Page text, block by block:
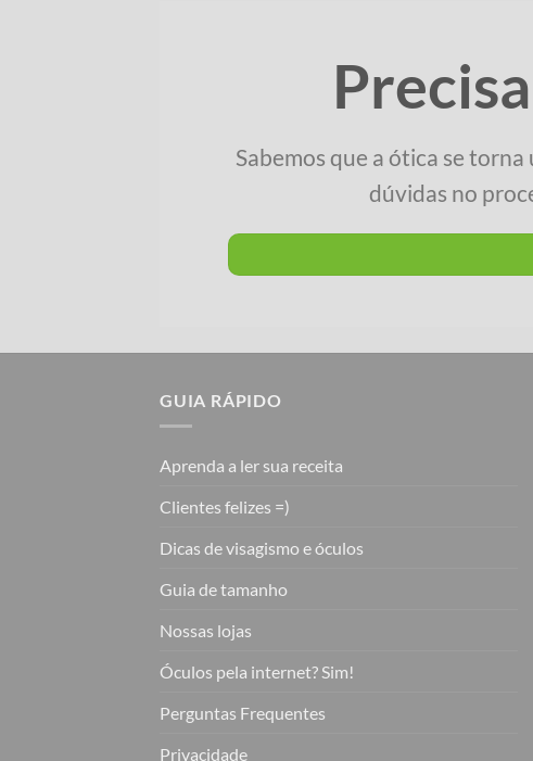
Sabemos que a ótica se
dúvidas no
GUIA RÁPIDO
Aprenda a ler sua receita
Clientes felizes =)
Dicas de visagismo e óculos
Guia de tamanho
Nossas lojas
Óculos pela internet? Sim!
Perguntas Frequentes
Privacidade